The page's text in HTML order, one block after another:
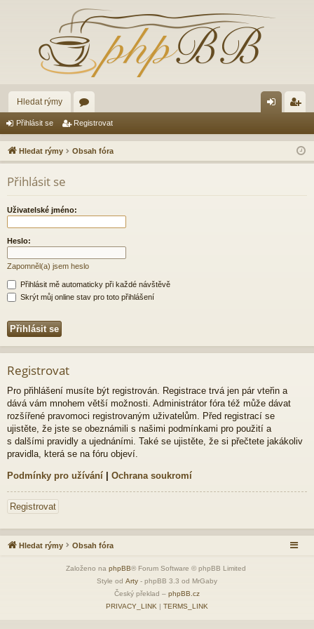
Hledat rýmy
ór
a lá
sit
ist
ro
Přihlásit se Registrovat
Hledat rýmy Obsah fóra
Přihlásit se
Uživatelské jméno:
Heslo:
Zapomněl(a) jsem heslo
Přihlásit mě automaticky při každé návštěvě
Skrýt můj online stav pro toto přihlášení
Registrovat
Pro přihlášení musíte být registrován. Registrace trvá jen pár vteřin a
dává vám mnohem větší možnosti. Administrátor fóra též může dávat
rozšířené pravomoci registrovaným uživatelům. Před registrací se
ujistěte, že jste se obeznámili s našimi podmínkami pro použití a
s dalšími pravidly a ujednáními. Také se ujistěte, že si přečtete jakákoliv
pravidla, která se na fóru objeví.
Podmínky pro užívání | Ochrana soukromí
Registrovat
Hledat rýmy Obsah fóra
Založeno na phpBB® Forum Software © phpBB Limited
Style od Arty - phpBB 3.3 od MrGaby
Český překlad – phpBB.cz
PRIVACY_LINK | TERMS_LINK